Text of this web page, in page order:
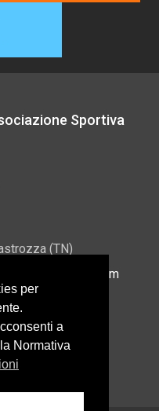
Sportiva
(TN)
info@usprimiero.com
per
a
Normativa